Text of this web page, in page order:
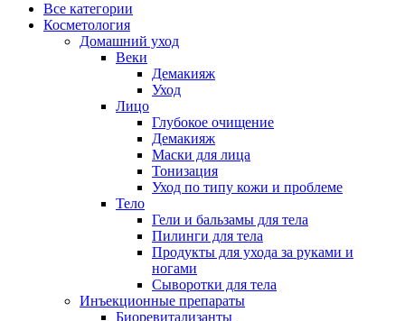
Все категории
Косметология
Домашний уход
Веки
Демакияж
Уход
Лицо
Глубокое очищение
Демакияж
Маски для лица
Тонизация
Уход по типу кожи и проблеме
Тело
Гели и бальзамы для тела
Пилинги для тела
Продукты для ухода за руками и
ногами
Сыворотки для тела
Инъекционные препараты
Биоревитализанты